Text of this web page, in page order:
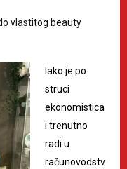
vlastitog beauty
Iako je po
struci
ekonomistica
i trenutno
radi u
računovodstv